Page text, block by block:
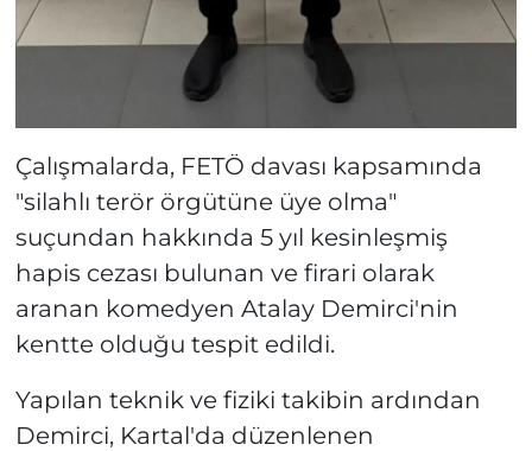
Çalışmalarda, FETÖ davası kapsamında
"silahlı terör örgütüne üye olma"
suçundan hakkında 5 yıl kesinleşmiş
hapis cezası bulunan ve firari olarak
aranan komedyen Atalay Demirci'nin
kentte olduğu tespit edildi.
Yapılan teknik ve fiziki takibin ardından
Demirci, Kartal'da düzenlenen